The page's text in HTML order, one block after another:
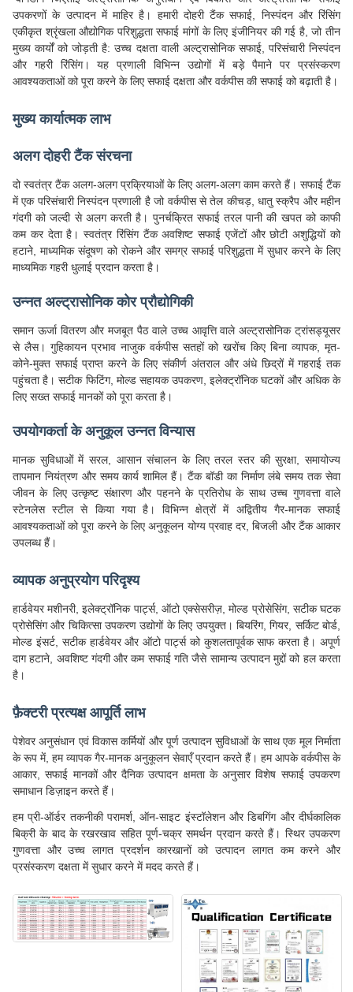
उपकरणों के उत्पादन में माहिर है। हमारी दोहरी टैंक सफाई, निस्पंदन और रिंसिंग
एकीकृत श्रृंखला औद्योगिक परिशुद्धता सफाई मांगों के लिए इंजीनियर की गई है, जो तीन
मुख्य कार्यों को जोड़ती है: उच्च दक्षता वाली अल्ट्रासोनिक सफाई, परिसंचारी निस्पंदन
और गहरी रिंसिंग। यह प्रणाली विभिन्न उद्योगों में बड़े पैमाने पर प्रसंस्करण
आवश्यकताओं को पूरा करने के लिए सफाई दक्षता और वर्कपीस की सफाई को बढ़ाती है।
मुख्य कार्यात्मक लाभ
अलग दोहरी टैंक संरचना
दो स्वतंत्र टैंक अलग-अलग प्रक्रियाओं के लिए अलग-अलग काम करते हैं। सफाई टैंक
में एक परिसंचारी निस्पंदन प्रणाली है जो वर्कपीस से तेल कीचड़, धातु स्क्रैप और महीन
गंदगी को जल्दी से अलग करती है। पुनर्चक्रित सफाई तरल पानी की खपत को काफी
कम कर देता है। स्वतंत्र रिंसिंग टैंक अवशिष्ट सफाई एजेंटों और छोटी अशुद्धियों को
हटाने, माध्यमिक संदूषण को रोकने और समग्र सफाई परिशुद्धता में सुधार करने के लिए
माध्यमिक गहरी धुलाई प्रदान करता है।
उन्नत अल्ट्रासोनिक कोर प्रौद्योगिकी
समान ऊर्जा वितरण और मजबूत पैठ वाले उच्च आवृत्ति वाले अल्ट्रासोनिक ट्रांसड्यूसर
से लैस। गुहिकायन प्रभाव नाजुक वर्कपीस सतहों को खरोंच किए बिना व्यापक, मृत-
कोने-मुक्त सफाई प्राप्त करने के लिए संकीर्ण अंतराल और अंधे छिद्रों में गहराई तक
पहुंचता है। सटीक फिटिंग, मोल्ड सहायक उपकरण, इलेक्ट्रॉनिक घटकों और अधिक के
लिए सख्त सफाई मानकों को पूरा करता है।
उपयोगकर्ता के अनुकूल उन्नत विन्यास
मानक सुविधाओं में सरल, आसान संचालन के लिए तरल स्तर की सुरक्षा, समायोज्य
तापमान नियंत्रण और समय कार्य शामिल हैं। टैंक बॉडी का निर्माण लंबे समय तक सेवा
जीवन के लिए उत्कृष्ट संक्षारण और पहनने के प्रतिरोध के साथ उच्च गुणवत्ता वाले
स्टेनलेस स्टील से किया गया है। विभिन्न क्षेत्रों में अद्वितीय गैर-मानक सफाई
आवश्यकताओं को पूरा करने के लिए अनुकूलन योग्य प्रवाह दर, बिजली और टैंक आकार
उपलब्ध हैं।
व्यापक अनुप्रयोग परिदृश्य
हार्डवेयर मशीनरी, इलेक्ट्रॉनिक पार्ट्स, ऑटो एक्सेसरीज़, मोल्ड प्रोसेसिंग, सटीक घटक
प्रोसेसिंग और चिकित्सा उपकरण उद्योगों के लिए उपयुक्त। बियरिंग, गियर, सर्किट बोर्ड,
मोल्ड इंसर्ट, सटीक हार्डवेयर और ऑटो पार्ट्स को कुशलतापूर्वक साफ करता है। अपूर्ण
दाग हटाने, अवशिष्ट गंदगी और कम सफाई गति जैसे सामान्य उत्पादन मुद्दों को हल करता
है।
फ़ैक्टरी प्रत्यक्ष आपूर्ति लाभ
पेशेवर अनुसंधान एवं विकास कर्मियों और पूर्ण उत्पादन सुविधाओं के साथ एक मूल निर्माता
के रूप में, हम व्यापक गैर-मानक अनुकूलन सेवाएँ प्रदान करते हैं। हम आपके वर्कपीस के
आकार, सफाई मानकों और दैनिक उत्पादन क्षमता के अनुसार विशेष सफाई उपकरण
समाधान डिज़ाइन करते हैं।
हम प्री-ऑर्डर तकनीकी परामर्श, ऑन-साइट इंस्टॉलेशन और डिबगिंग और दीर्घकालिक
बिक्री के बाद के रखरखाव सहित पूर्ण-चक्र समर्थन प्रदान करते हैं। स्थिर उपकरण
गुणवत्ता और उच्च लागत प्रदर्शन कारखानों को उत्पादन लागत कम करने और
प्रसंस्करण दक्षता में सुधार करने में मदद करते हैं।